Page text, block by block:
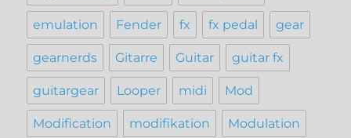
emulation Fender fx fx pedal gear
gearnerds Gitarre Guitar guitar fx
guitargear Looper midi Mod
Modification modifikation Modulation